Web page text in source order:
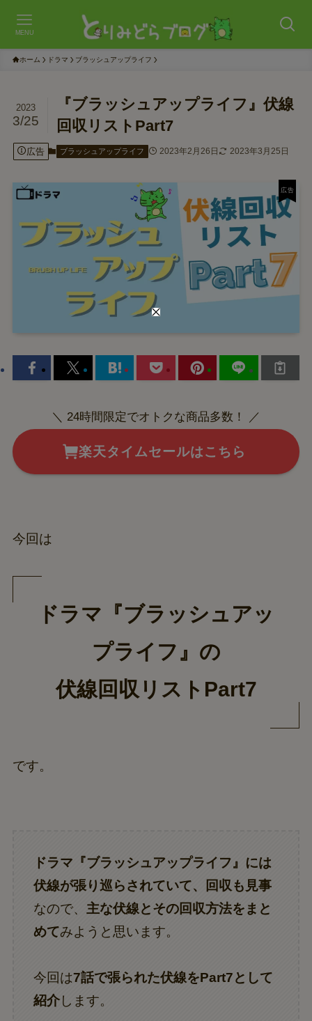
MENU
ホーム ドラマ ブラッシュアップライフ
『ブラッシュアップライフ』伏線
回収リストPart7
2023
3/25
広告 ブラッシュアップライフ 2023年2月26日 2023年3月25日
＼ 24時間限定でオトクな商品多数！ ／
楽天タイムセールはこちら
今回は
ドラマ『ブラッシュアッ
プライフ』の
伏線回収リストPart7
です。
ドラマ『ブラッシュアップライフ』には
伏線が張り巡らされていて、回収も見事
なので、 主な伏線とその回収方法をまと
めてみようと思います。
今回は7話で張られた伏線をPart7として
紹介します。